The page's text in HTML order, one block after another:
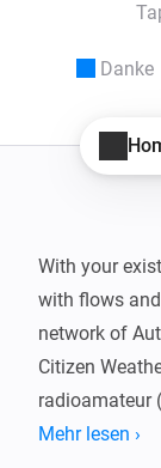
Danke
With your
with flows
network of
Citizen
radioamateur
Citizen
Mehr lesen ›